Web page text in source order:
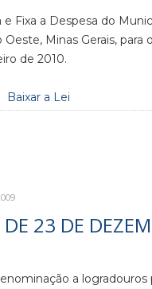
Fixa a Despesa do
Minas Gerais, para o
de 2010.
Baixar a Lei
23 DE
a logradouros